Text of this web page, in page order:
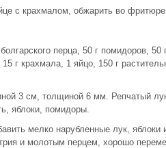
с крахмалом, обжарить во
перца, 50 г помидоров, 50
15 г крахмала, 1 яйцо, 150 г
3 см, толщиной 6 мм. Репчатый
яблоки, помидоры.
мелко нарубленные лук,
и молотым перцем, хорошо